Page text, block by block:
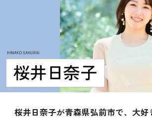
奈子が青森県弘前市で、大好きなお笑